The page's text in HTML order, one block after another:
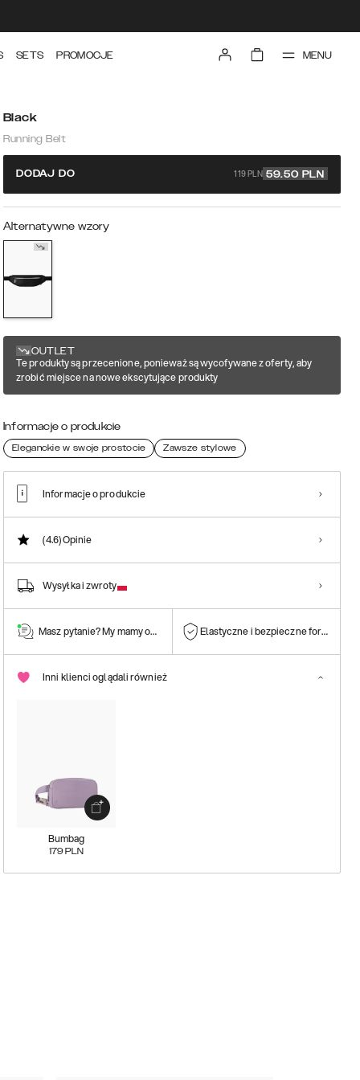
SETS PROMOCJE MENU
Black
Running Belt
DODAJ DO 119 PLN 59.50 PLN
Alternatywne wzory
OUTLET
Te produkty są przecenione, ponieważ są wycofywane z oferty, aby
zrobić miejsce na nowe ekscytujące produkty
Informacje o produkcie
Eleganckie w swoje prostocie Zawsze stylowe
Informacje o produkcie
(4.6)Opinie
Wysyłka i zwroty
Masz pytanie? My mamy odpowiedź! Elastyczne i bezpieczne formy
Inni klienci oglądali również
Bumbag
179 PLN